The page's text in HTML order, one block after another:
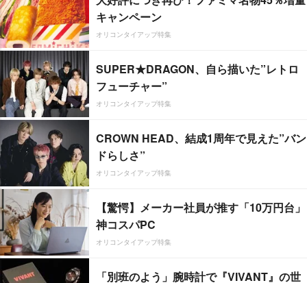
キャンペーン
オリコンタイアップ特集
SUPER★DRAGON、自ら描いた”レトロ
フューチャー”
オリコンタイアップ特集
CROWN HEAD、結成1周年で見えた”バン
ドらしさ”
オリコンタイアップ特集
【驚愕】メーカー社員が推す「10万円台」
神コスパPC
オリコンタイアップ特集
「別班のよう」腕時計で『VIVANT』の世